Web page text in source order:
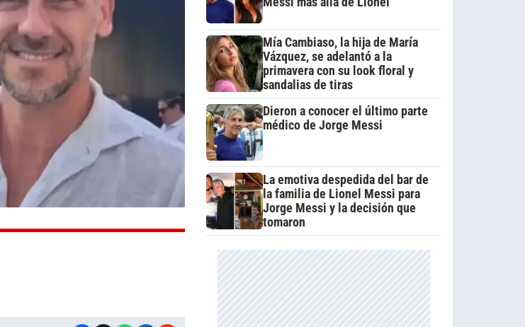
Mía Cambiaso, la hija de María
Vázquez, se adelantó a la
primavera con su look floral y
sandalias de tiras
Dieron a conocer el último parte
médico de Jorge Messi
La emotiva despedida del bar de
la familia de Lionel Messi para
Jorge Messi y la decisión que
tomaron